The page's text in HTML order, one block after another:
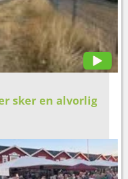
sker en alvorlig